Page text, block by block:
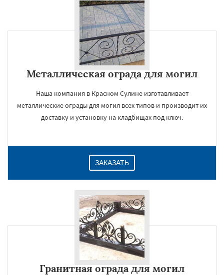
Металлическая ограда для могил
Наша компания в Красном Сулине изготавливает
металлические ограды для могил всех типов и производит их
доставку и установку на кладбищах под ключ.
ЗАКАЗАТЬ
Гранитная ограда для могил